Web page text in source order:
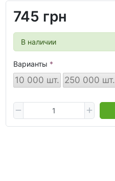
745 грн
В наличии
Варианты
10 000 шт. 250 000 шт.